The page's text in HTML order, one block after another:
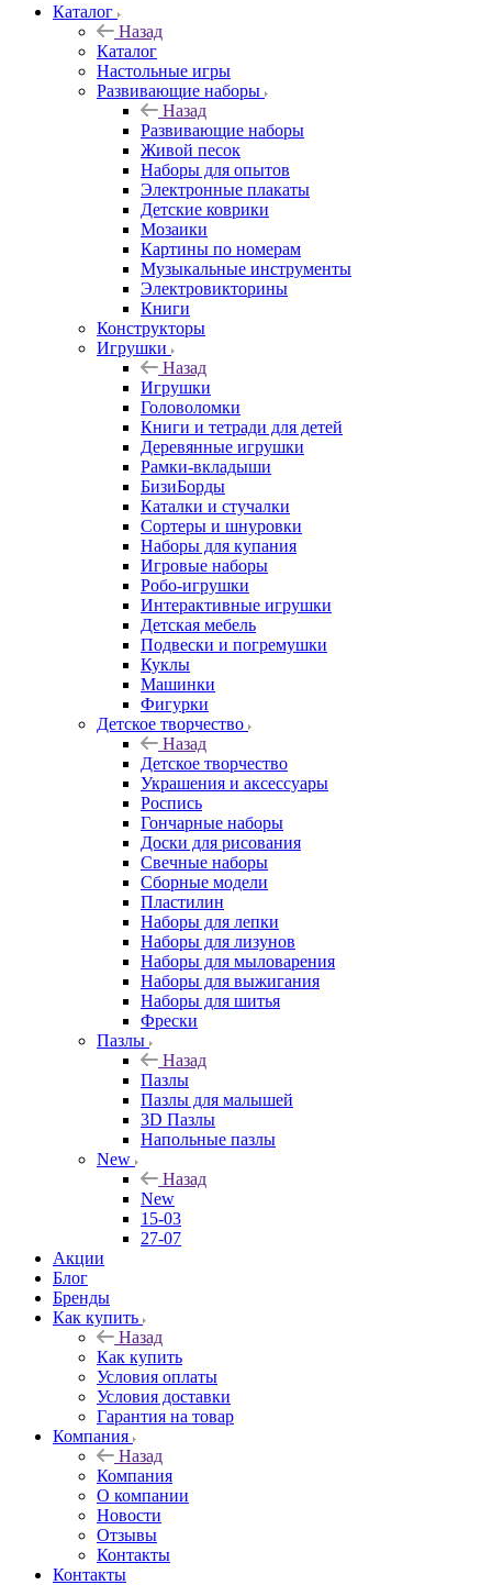
Каталог
Назад
Каталог
Настольные игры
Развивающие наборы
Назад
Развивающие наборы
Живой песок
Наборы для опытов
Электронные плакаты
Детские коврики
Мозаики
Картины по номерам
Музыкальные инструменты
Электровикторины
Книги
Конструкторы
Игрушки
Назад
Игрушки
Головоломки
Книги и тетради для детей
Деревянные игрушки
Рамки-вкладыши
БизиБорды
Каталки и стучалки
Сортеры и шнуровки
Наборы для купания
Игровые наборы
Робо-игрушки
Интерактивные игрушки
Детская мебель
Подвески и погремушки
Куклы
Машинки
Фигурки
Детское творчество
Назад
Детское творчество
Украшения и аксессуары
Роспись
Гончарные наборы
Доски для рисования
Свечные наборы
Сборные модели
Пластилин
Наборы для лепки
Наборы для лизунов
Наборы для мыловарения
Наборы для выжигания
Наборы для шитья
Фрески
Пазлы
Назад
Пазлы
Пазлы для малышей
3D Пазлы
Напольные пазлы
New
Назад
New
15-03
27-07
Акции
Блог
Бренды
Как купить
Назад
Как купить
Условия оплаты
Условия доставки
Гарантия на товар
Компания
Назад
Компания
О компании
Новости
Отзывы
Контакты
Контакты